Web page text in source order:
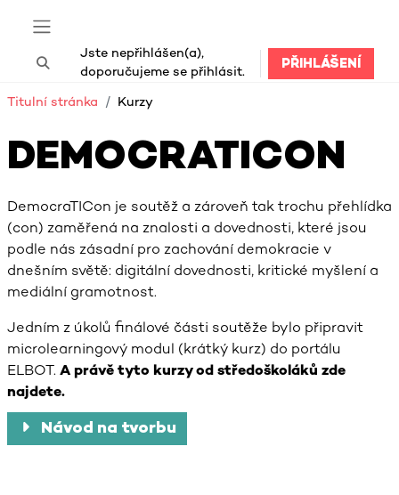
Boční panel
Přepnout vyhledávání
Jste nepřihlášen(a),
doporučujeme se přihlásit.
PŘIHLÁŠENÍ
Titulní stránka Kurzy
DEMOCRATICON
DemocraTICon je soutěž a zároveň tak trochu přehlídka
(con) zaměřená na znalosti a dovednosti, které jsou
podle nás zásadní pro zachování demokracie v
dnešním světě: digitální dovednosti, kritické myšlení a
mediální gramotnost.
Jedním z úkolů finálové části soutěže bylo připravit
microlearningový modul (krátký kurz) do portálu
ELBOT. A právě tyto kurzy od středoškoláků zde
najdete.
Návod na tvorbu